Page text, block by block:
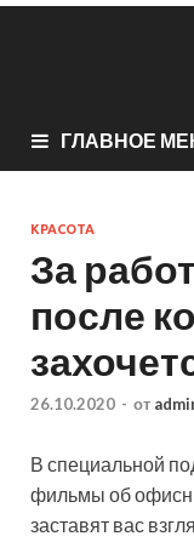
ГЛАВНОЕ
КРАСОТА
За
после
26.10.2020 - от
В специальной
фильмы об
заставят вас